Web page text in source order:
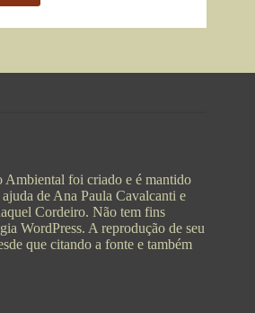
Ambiental foi criado e é mantido
de Ana Paula Cavalcanti e
Cordeiro. Não tem fins
WordPress. A reprodução de seu
que citando a fonte e também